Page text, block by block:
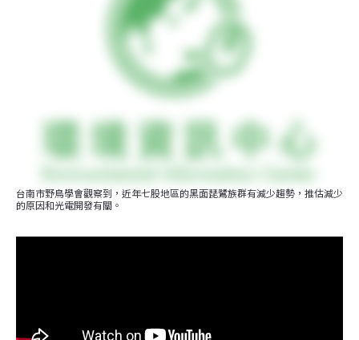
台南市野鳥學會觀察到，近年七股地區的黑面琵鷺族群有減少趨勢，推估減少
的原因和光電開發有關。